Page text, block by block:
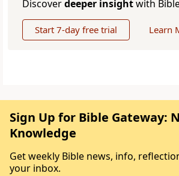
Discoverdeeper insightwith
Start 7-day free trial Learn
Sign Up for Bible Gateway:
Knowledge
Get weekly Bible news, info,
your inbox.